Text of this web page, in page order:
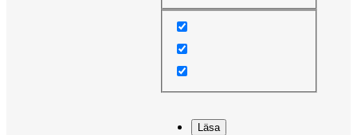
Läsa